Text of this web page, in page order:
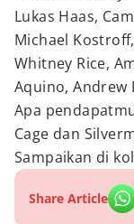
Lukas Haas,
Michael
Whitney Rice,
Aquino, Andrew
Apa
Cage dan
Sampaikan di
Share Article